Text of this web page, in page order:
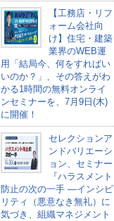
【工務店・リフ
ォーム会社向
け】住宅・建築
業界のWEB運
用「結局今、何をすればい
いのか？」、その答えがわ
かる1時間の無料オンライ
ンセミナーを、7月9日(木)
に開催！
セレクションア
ンドバリエーシ
ョン、セミナー
『ハラスメント
防止の次の一手 ―インシビ
リティ（悪意なき無礼）に
気づき、組織マネジメント